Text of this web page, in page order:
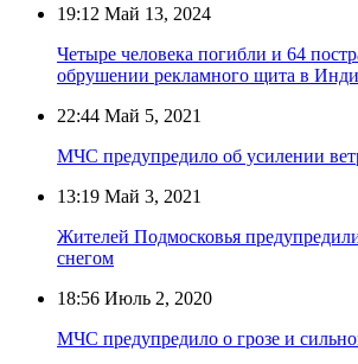
19:12 Май 13, 2024
Четыре человека погибли и 64
обрушении рекламного щита в
22:44 Май 5, 2021
МЧС предупредило об усилении
13:19 Май 3, 2021
Жителей Подмосковья
снегом
18:56 Июль 2, 2020
МЧС предупредило о грозе и